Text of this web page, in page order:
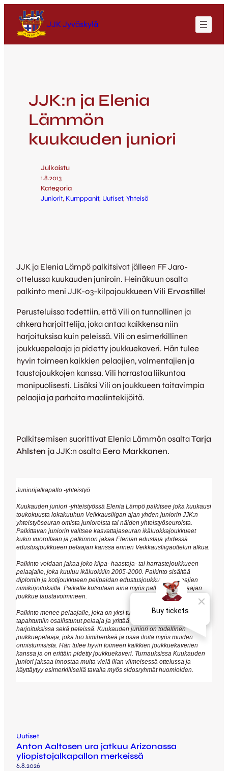
JJK Jyväskylä
JJK:n ja Elenia
Lämmön
kuukauden juniori
Julkaistu
1.8.2013
Kategoria
Juniorit, Kumppanit, Uutiset, Yhteisö
JJK ja Elenia Lämpö palkitsivat jälleen FF Jaro-
ottelussa kuukauden juniroin. Heinäkuun osalta
palkinto meni JJK-03-kilpajoukkueen Vili Ervastille!
Perusteluissa todettiin, että Vili on tunnollinen ja
ahkera harjoittelija, joka antaa kaikkensa niin
harjoituksisa kuin peleissä. Vili on esimerkillinen
joukkuepelaaja ja pidetty joukkuekaveri. Hän tulee
hyvin toimeen kaikkien pelaajien, valmentajien ja
taustajoukkojen kanssa. Vili harrastaa liikuntaa
monipuolisesti. Lisäksi Vili on joukkueen taitavimpia
pelaajia ja parhaita maalintekijöitä.
Palkitsemisen suorittivat Elenia Lämmön osaltaTarja
Ahlsten ja JJK:n osalta Eero Markkanen.
Juniorijalkapallo -yhteistyö
Kuukauden juniori -yhteistyössä Elenia Lämpö palkitsee joka kuukausi
toukokuusta lokakuuhun Veikkausliigan ajan yhden juniorin JJK:n
yhteistyöseuran omista junioreista tai näiden yhteistyöseuroista.
Palkittavan juniorin valitsee kasvattajaseuran ikäluokkajoukkueet
kukin vuorollaan ja palkinnon jakaa Elenian edustaja yhdessä
edustusjoukkueen pelaajan kanssa ennen Veikkausliigaottelun alkua.
Palkinto voidaan jakaa joko kilpa- haastaja- tai harrastejoukkueen
pelaajalle, joka kuuluu ikäluokkiin 2005-2000. Palkinto sisältää
diplomin ja kotijoukkueen pelipaidan edustusjoukkueen pelaajien
nimikirjoituksilla. Paikalle kutsutaan aina myös palkittavan pelaajan
joukkue taustavoimineen.
Palkinto menee pelaajalle, joka on yksi tunnollisemmin ikäluokan
tapahtumiin osallistunut pelaaja ja yrittää aina parhaansa
harjoituksissa sekä peleissä. Kuukauden juniori on todellinen
joukkuepelaaja, joka luo tiimihenkeä ja osaa iloita myös muiden
onnistumisista. Hän tulee hyvin toimeen kaikkien joukkuekaverien
kanssa ja on erittäin pidetty joukkuekaveri. Turnauksissa Kuukauden
juniori jaksaa innostaa muita vielä illan viimeisessä ottelussa ja
käyttäytyy esimerkillisellä tavalla myös sidosryhmät huomioiden.
Uutiset
Anton Aaltosen ura jatkuu Arizonassa
yliopistojalkapallon merkeissä
6.8.2026